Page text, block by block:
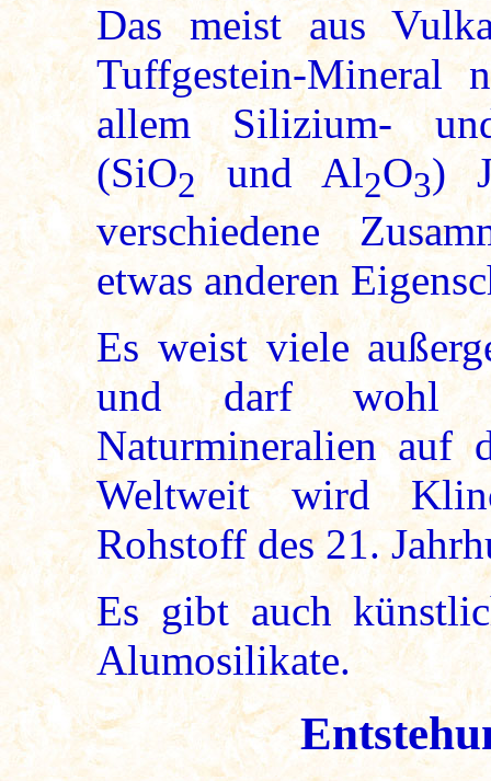
Das meist aus
Tuffgestein-Mineral
allem Silizium-
(SiO2und Al2O3)
verschiedene
etwas anderen
Es weist viele
und darf wohl
Naturmineralien auf
Weltweit wird
Rohstoff des 21.
Es gibt auch
Alumosilikate.